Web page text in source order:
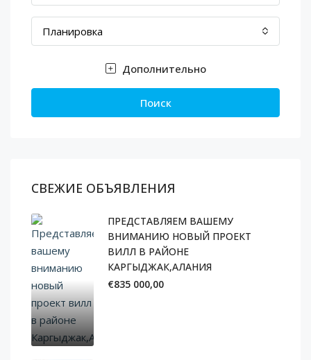
Планировка
Дополнительно
Поиск
СВЕЖИЕ ОБЪЯВЛЕНИЯ
ПРЕДСТАВЛЯЕМ ВАШЕМУ
ВНИМАНИЮ НОВЫЙ ПРОЕКТ
ВИЛЛ В РАЙОНЕ
КАРГЫДЖАК,АЛАНИЯ
€835 000,00